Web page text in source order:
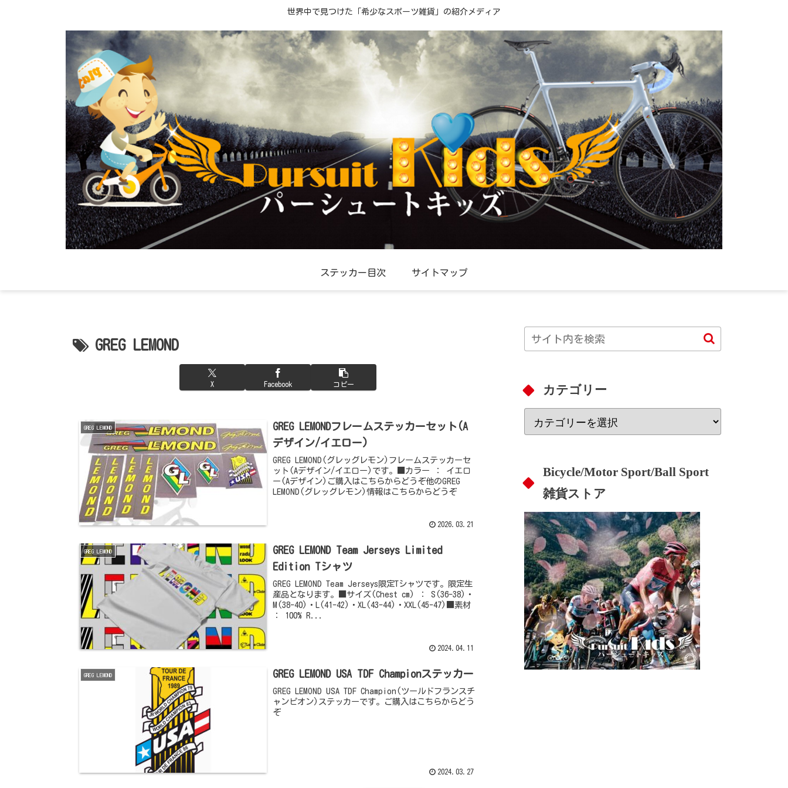
世界中で見つけた「希少なスポーツ雑貨」の紹介メディア
ステッカー目次 サイトマップ
GREG LEMOND
X Facebook コピー
GREG LEMOND
GREG LEMONDフレームステッカーセット(A
デザイン/イエロー)
GREG LEMOND(グレッグレモン)フレームステッカーセ
ット(Aデザイン/イエロー)です。■カラー ： イエロ
ー(Aデザイン)ご購入はこちらからどうぞ他のGREG
LEMOND(グレッグレモン)情報はこちらからどうぞ
2026.03.21
GREG LEMOND
GREG LEMOND Team Jerseys Limited
Edition Tシャツ
GREG LEMOND Team Jerseys限定Tシャツです。限定生
産品となります。■サイズ(Chest cm) ： S(36-38)・
M(38-40)・L(41-42)・XL(43-44)・XXL(45-47)■素材
： 100% R...
2024.04.11
GREG LEMOND GREG LEMOND USA TDF Championステッカー
GREG LEMOND USA TDF Champion(ツールドフランスチ
ャンピオン)ステッカーです。ご購入はこちらからどう
ぞ
2024.03.27
カテゴリー
Bicycle/Motor Sport/Ball Sport
雑貨ストア